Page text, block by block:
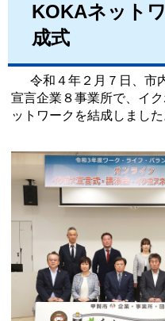
KOKAネット
成式
令和４年２月７日、市
宣言企業８事業所で、イ
ットワークを結成しました